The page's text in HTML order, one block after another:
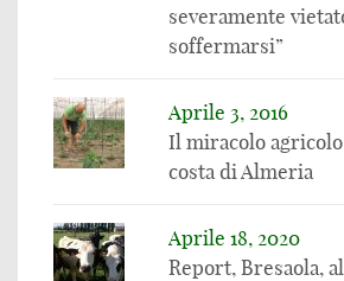
severamente
soffermarsi”
Aprile 3, 2016
Il miracolo
costa di Almeria
Aprile 18, 2020
Report, Bresaola,